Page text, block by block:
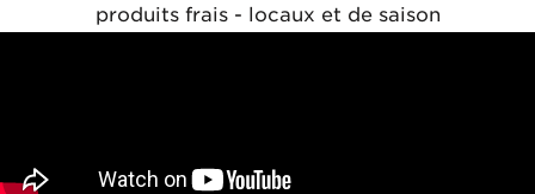
produits frais - locaux et de saison